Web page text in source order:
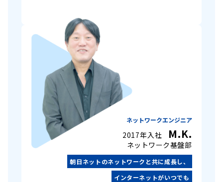
ネットワークエンジニア
2017年入社 M.K.
ネットワーク基盤部
朝日ネットのネットワークと共に成長し、
インターネットがいつでも